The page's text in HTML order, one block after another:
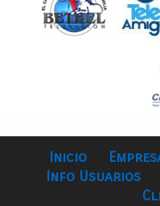
Inicio
Info Usuarios